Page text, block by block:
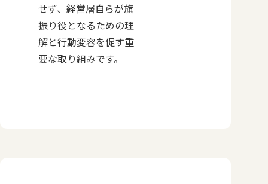
せず、経営層自らが旗
振り役となるための理
解と行動変容を促す重
要な取り組みです。